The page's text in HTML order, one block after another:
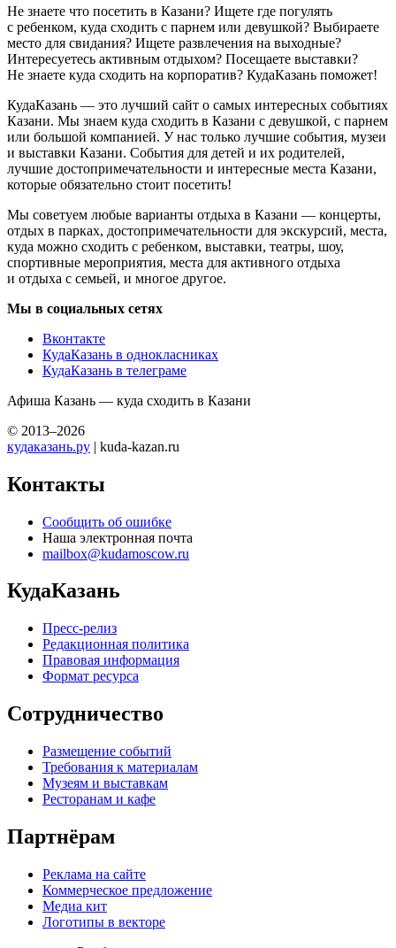
Не знаете что посетить в Казани? Ищете где погулять
с ребенком, куда сходить с парнем или девушкой? Выбираете
место для свидания? Ищете развлечения на выходные?
Интересуетесь активным отдыхом? Посещаете выставки?
Не знаете куда сходить на корпоратив? КудаКазань поможет!
КудаКазань — это лучший сайт о самых интересных событиях
Казани. Мы знаем куда сходить в Казани с девушкой, с парнем
или большой компанией. У нас только лучшие события, музеи
и выставки Казани. События для детей и их родителей,
лучшие достопримечательности и интересные места Казани,
которые обязательно стоит посетить!
Мы советуем любые варианты отдыха в Казани — концерты,
отдых в парках, достопримечательности для экскурсий, места,
куда можно сходить с ребенком, выставки, театры, шоу,
спортивные мероприятия, места для активного отдыха
и отдыха с семьей, и многое другое.
Мы в социальных сетях
Вконтакте
КудаКазань в однокласниках
КудаКазань в телеграме
Афиша Казань — куда сходить в Казани
© 2013–2026
кудаказань.ру | kuda-kazan.ru
Контакты
Сообщить об ошибке
Наша электронная почта
mailbox@kudamoscow.ru
КудаКазань
Пресс-релиз
Редакционная политика
Правовая информация
Формат ресурса
Сотрудничество
Размещение событий
Требования к материалам
Музеям и выставкам
Ресторанам и кафе
Партнёрам
Реклама на сайте
Коммерческое предложение
Медиа кит
Логотипы в векторе